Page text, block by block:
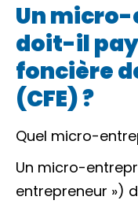
Un
doit-il
foncière
(CFE) ?
Quel micro-
Un micro-
entrepreneur »)